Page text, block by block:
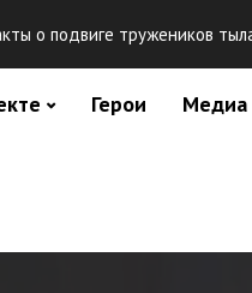
Герои Медиа
о подвиге тружеников